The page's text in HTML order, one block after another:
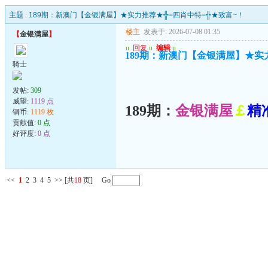
主题 : 189期：新澳门【金银满屋】★实力推荐★╬=四肖中特=╬★致富~！
【金银满屋】
骑士
发帖: 309
威望: 1119 点
铜币: 1119 枚
贡献值: 0 点
好评度: 0 点
楼主 发表于: 2026-07-08 01:35
u 回复 u 编辑 u
189期：新澳门【金银满屋】★
189期： 金银满屋 ￡精
<< 1 2 3 4 5 >> [共18 页] Go